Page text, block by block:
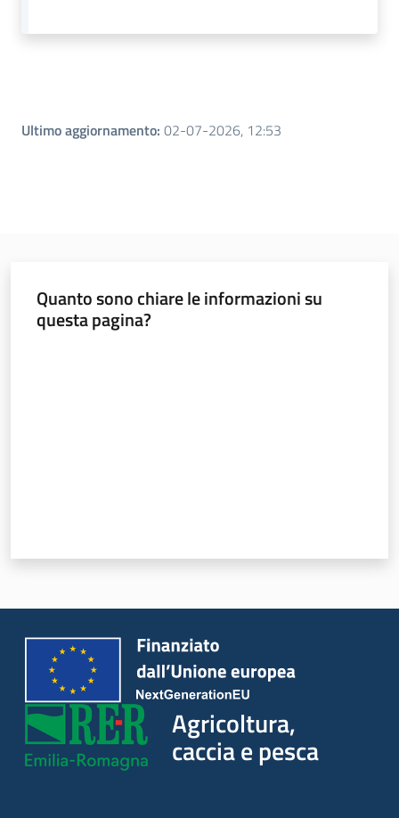
Ultimo aggiornamento: 02-07-2026, 12:53
Quanto sono chiare le informazioni su
questa pagina?
Agricoltura,
caccia e pesca